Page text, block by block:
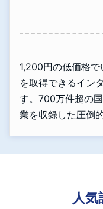
1,200円の低価格
を取得できるイン
す。700万件超の
業を収録した圧倒
人